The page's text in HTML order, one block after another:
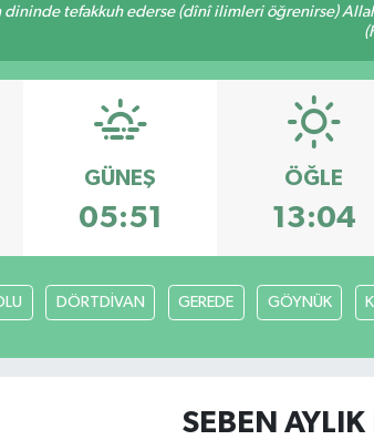
dininde tefakkuh ederse (dînî ilimleri öğrenirse)
GÜNEŞ
05:51
ÖĞLE
13:04
DÖRTDİVAN GEREDE GÖYNÜK
SEBEN